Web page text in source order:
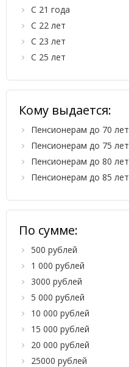
С 21 года
С 22 лет
С 23 лет
С 25 лет
Кому выдается:
Пенсионерам до 70 лет
Пенсионерам до 75 лет
Пенсионерам до 80 лет
Пенсионерам до 85 лет
По сумме:
500 рублей
1 000 рублей
3000 рублей
5 000 рублей
10 000 рублей
15 000 рублей
20 000 рублей
25000 рублей